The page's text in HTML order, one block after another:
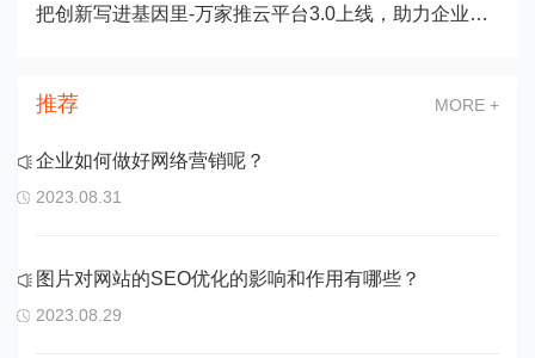
把创新写进基因里-万家推云平台3.0上线，助力企业数字化转型
推荐 MORE +
企业如何做好网络营销呢？
2023.08.31
图片对网站的SEO优化的影响和作用有哪些？
2023.08.29